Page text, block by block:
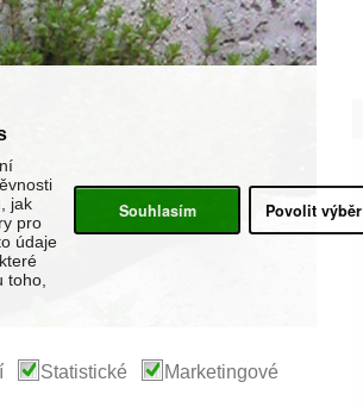
jak
pro
údaje
toho,
Souhlasím Povolit výběr
Statistické Marketingové